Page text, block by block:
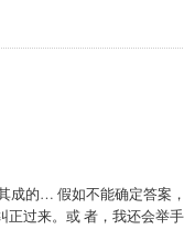
的… 假如不能确定答案
过来。或 者，我还会举